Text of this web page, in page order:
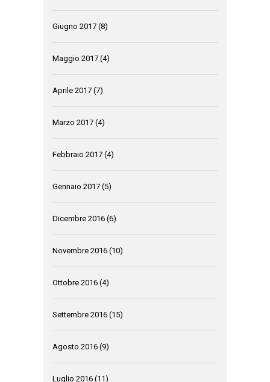
Giugno 2017 (8)
Maggio 2017 (4)
Aprile 2017 (7)
Marzo 2017 (4)
Febbraio 2017 (4)
Gennaio 2017 (5)
Dicembre 2016 (6)
Novembre 2016 (10)
Ottobre 2016 (4)
Settembre 2016 (15)
Agosto 2016 (9)
Luglio 2016 (11)